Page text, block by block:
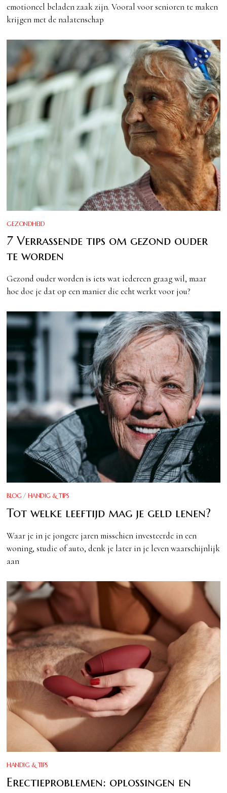
emotioneel beladen zaak zijn. Vooral voor senioren te maken
krijgen met de nalatenschap
GEZONDHEID
7 Verrassende tips om gezond ouder
te worden
Gezond ouder worden is iets wat iedereen graag wil, maar
hoe doe je dat op een manier die echt werkt voor jou?
BLOG / HANDIG & TIPS
Tot welke leeftijd mag je geld lenen?
Waar je in je jongere jaren misschien investeerde in een
woning, studie of auto, denk je later in je leven waarschijnlijk
aan
HANDIG & TIPS
Erectieproblemen: oplossingen en